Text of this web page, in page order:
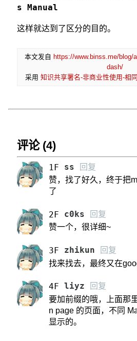
s Manual
这样就达到了区分的目的。
本文发自 https://www.binss.me/blog/
dash/
采用 知识共享署名-非商业性使用-相
评论 (4)
1F ss 回复
赞，找了好久，终于把
了
2F c0ks 回复
赞一个，很详细~
3F zhikun 回复
找来找去，最终又在
4F liyz 回复
要加前缀的哦，上面那
n page 的页面，不同
显示的。